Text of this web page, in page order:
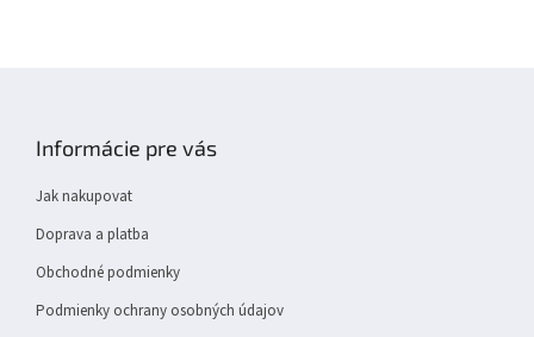
Informácie pre vás
Jak nakupovat
Doprava a platba
Obchodné podmienky
Podmienky ochrany osobných údajov